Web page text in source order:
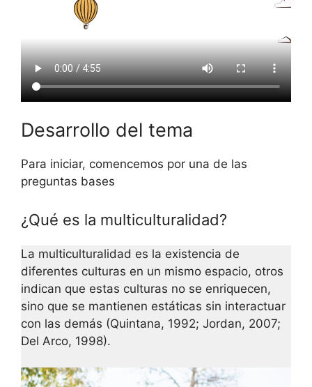
Desarrollo del tema
Para iniciar, comencemos por una de las
preguntas bases
¿Qué es la multiculturalidad?
La multiculturalidad es la existencia de
diferentes culturas en un mismo espacio, otros
indican que estas culturas no se enriquecen,
sino que se mantienen estáticas sin interactuar
con las demás (Quintana, 1992; Jordan, 2007;
Del Arco, 1998).